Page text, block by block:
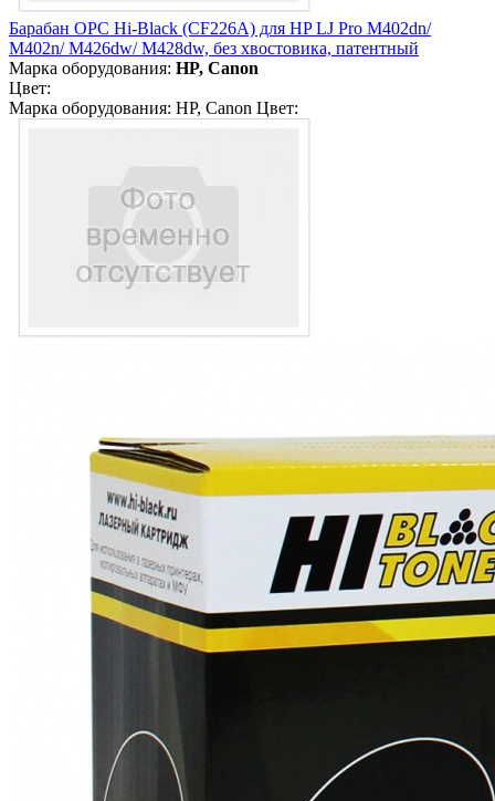
Барабан OPC Hi-Black (CF226A) для HP LJ Pro M402dn/
M402n/ M426dw/ M428dw, без хвостовика, патентный
Марка оборудования: HP, Canon
Цвет:
Марка оборудования: HP, Canon Цвет: